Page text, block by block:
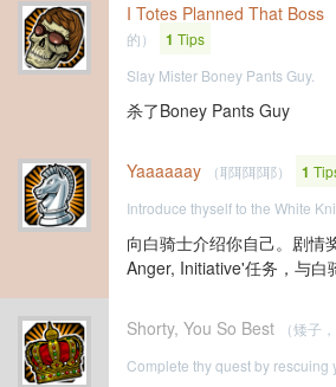
I Totes Planned That Boss
的）
1 Tips
Slay Mister Boney Pants Guy.
杀了Boney Pants Guy
Yaaaaaay （耶耶耶耶） 1
Introduce thyself to the White
向白骑士介绍你自己。剧情
Anger, Initiative'任务，与白
Shorty, You So Best （矮子
Complete thy quest by rescuing